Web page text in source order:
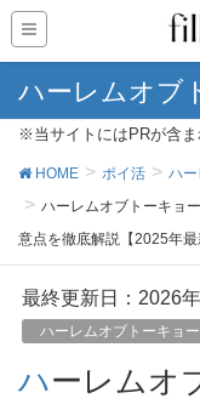
ハーレムオブ
※当サイトにはPRが含ま
HOME ポイ活
ハー
ハーレムオブトーキョ
意点を徹底解説【2025年最
最終更新日：2026
ハーレムオブトーキョー
ハーレムオブトーキョー（ハレト